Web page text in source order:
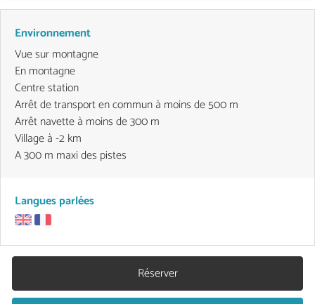
Environnement
Vue sur montagne
En montagne
Centre station
Arrêt de transport en commun à moins de 500 m
Arrêt navette à moins de 300 m
Village à -2 km
A 300 m maxi des pistes
Langues parlées
Réserver